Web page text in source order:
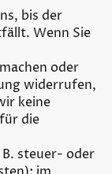
bis der
Wenn Sie
oder
widerrufen,
keine
die
steuer- oder